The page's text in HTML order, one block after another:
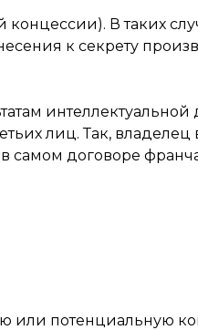
В таких
к секрету
интеллектуальной
лиц. Так, владелец
самом договоре
или потенциальную